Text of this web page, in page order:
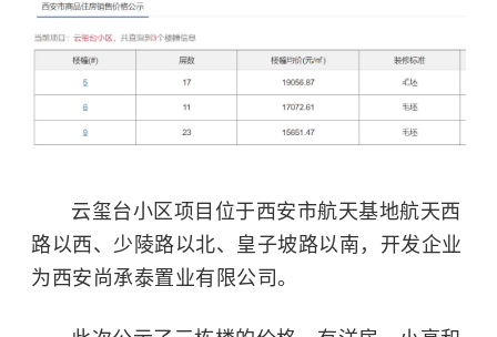
云玺台小区项目位于西安市航天基地航天西
路以西、少陵路以北、皇子坡路以南，开发企业
为西安尚承泰置业有限公司。